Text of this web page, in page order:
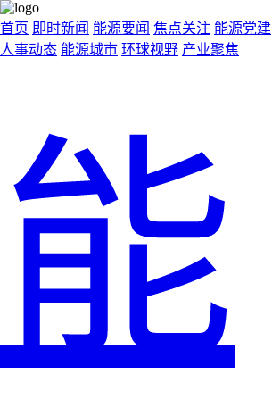
首页 即时新闻 能源要闻 焦点关注 能源党建
人事动态 能源城市 环球视野 产业聚焦
能